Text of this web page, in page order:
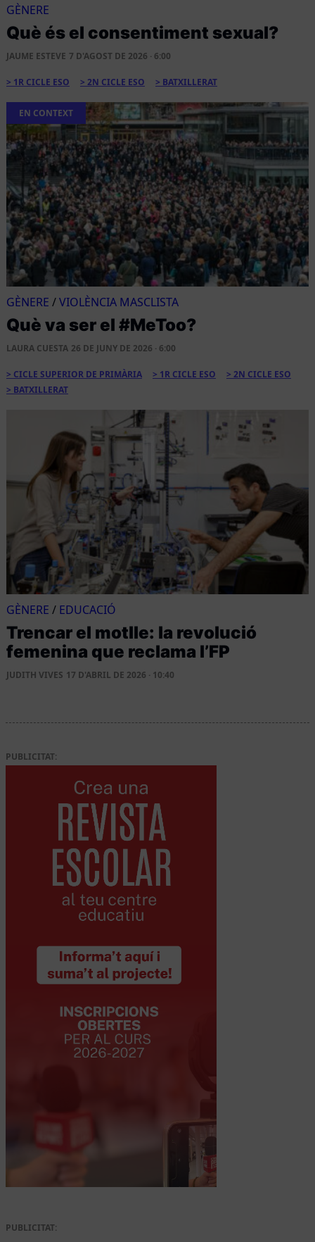
GÈNERE
Què és el consentiment sexual?
JAUME ESTEVE 7 D'AGOST DE 2026 · 6:00
1R CICLE ESO 2N CICLE ESO BATXILLERAT
EN CONTEXT
GÈNERE /VIOLÈNCIA MASCLISTA
Què va ser el #MeToo?
LAURA CUESTA 26 DE JUNY DE 2026 · 6:00
CICLE SUPERIOR DE PRIMÀRIA 1R CICLE ESO
2N CICLE ESO
BATXILLERAT
GÈNERE / EDUCACIÓ
Trencar el motlle: la revolució
femenina que reclama l’FP
JUDITH VIVES 17 D'ABRIL DE 2026 · 10:40
PUBLICITAT:
PUBLICITAT: